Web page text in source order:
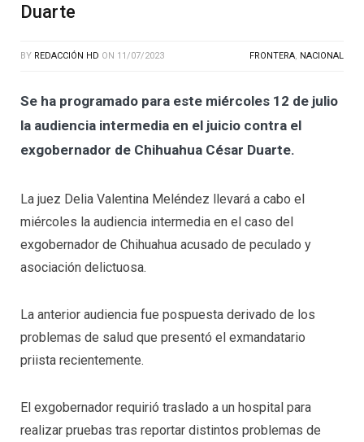
Duarte
BY REDACCIÓN HD ON 11/07/2023 FRONTERA, NACIONAL
Se ha programado para este miércoles 12 de julio
la audiencia intermedia en el juicio contra el
exgobernador de Chihuahua César Duarte.
La juez Delia Valentina Meléndez llevará a cabo el
miércoles la audiencia intermedia en el caso del
exgobernador de Chihuahua acusado de peculado y
asociación delictuosa.
La anterior audiencia fue pospuesta derivado de los
problemas de salud que presentó el exmandatario
priista recientemente.
El exgobernador requirió traslado a un hospital para
realizar pruebas tras reportar distintos problemas de